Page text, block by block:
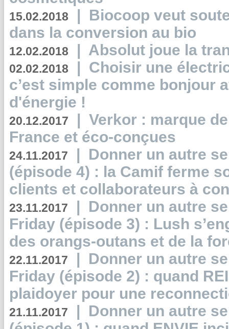
15.02.2018 | Biocoop veut
dans la conversion au bio
12.02.2018 | Absolut joue la
02.02.2018 | Choisir une
c’est simple comme bonjour
d'énergie !
20.12.2017 | Verkor : marque
France et éco-conçues
24.11.2017 | Donner un autre
(épisode 4) : la Camif ferme
clients et collaborateurs à
23.11.2017 | Donner un autre
Friday (épisode 3) : Lush
des orangs-outans et de la
22.11.2017 | Donner un autre
Friday (épisode 2) : quand
plaidoyer pour une
21.11.2017 | Donner un autre